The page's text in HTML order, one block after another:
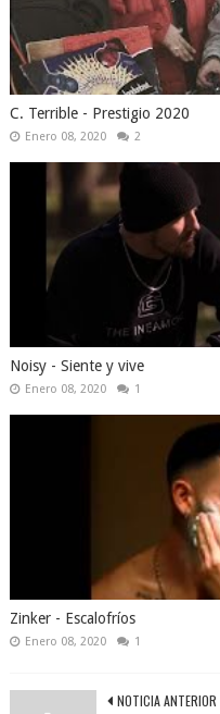
C. Terrible - Prestigio 2020
Enero 08, 2020 2
Noisy - Siente y vive
Enero 08, 2020 1
Zinker - Escalofríos
Enero 08, 2020 1
NOTICIA ANTERIOR